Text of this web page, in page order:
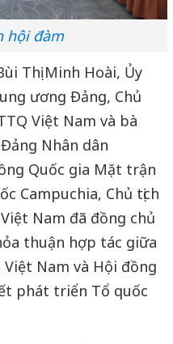
hội đàm
Thị Minh Hoài, Ủy
ương Đảng, Chủ
Việt Nam và bà
Nhân dân
Quốc gia Mặt trận
Campuchia, Chủ tịch
Nam đã đồng chủ
thuận hợp tác giữa
Nam và Hội đồng
phát triển Tổ quốc